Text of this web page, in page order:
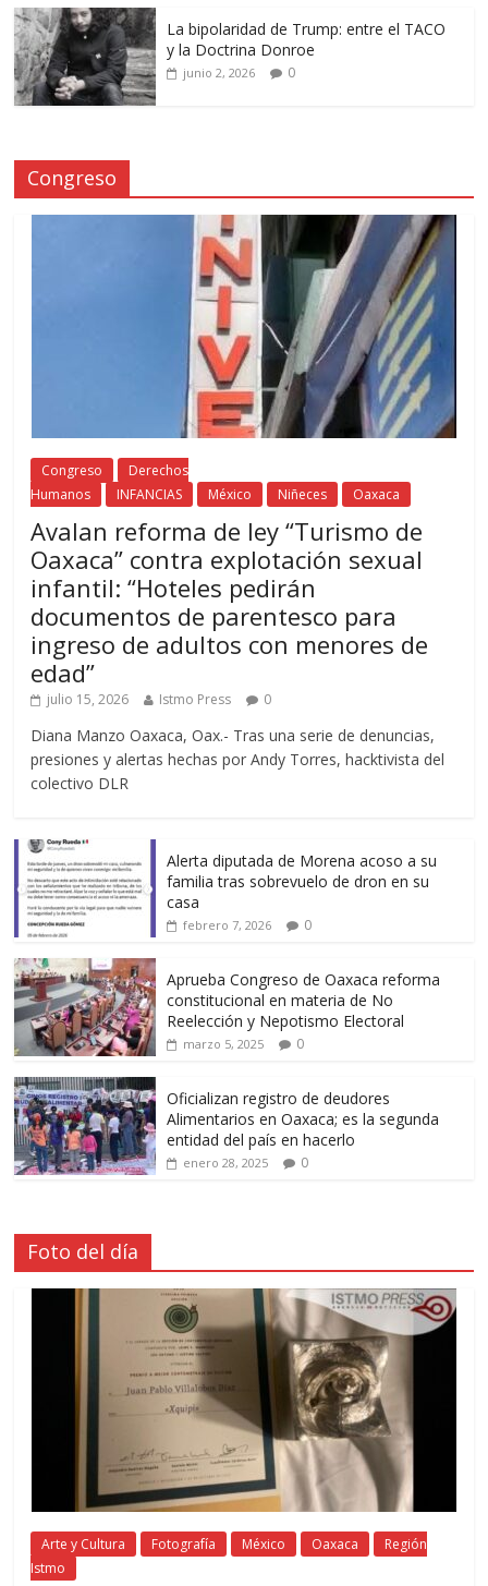
La bipolaridad de Trump: entre el TACO
y la Doctrina Donroe
junio 2, 2026 0
Congreso
Congreso
Derechos
Humanos
INFANCIAS México Niñeces Oaxaca
Avalan reforma de ley “Turismo de
Oaxaca” contra explotación sexual
infantil: “Hoteles pedirán
documentos de parentesco para
ingreso de adultos con menores de
edad”
julio 15, 2026 Istmo Press 0
Diana Manzo Oaxaca, Oax.- Tras una serie de denuncias,
presiones y alertas hechas por Andy Torres, hacktivista del
colectivo DLR
Alerta diputada de Morena acoso a su
familia tras sobrevuelo de dron en su
casa
febrero 7, 2026 0
Aprueba Congreso de Oaxaca reforma
constitucional en materia de No
Reelección y Nepotismo Electoral
marzo 5, 2025 0
Oficializan registro de deudores
Alimentarios en Oaxaca; es la segunda
entidad del país en hacerlo
enero 28, 2025 0
Foto del día
Arte y Cultura Fotografía México Oaxaca
Región
Istmo